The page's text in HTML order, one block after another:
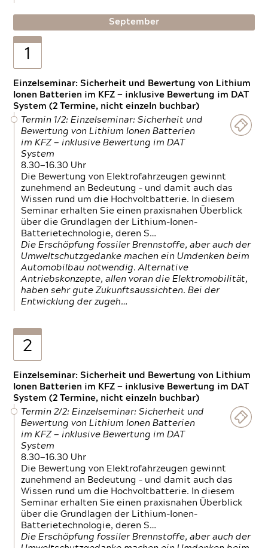
September
1
Einzelseminar: Sicherheit und Bewertung von Lithium
Ionen Batterien im KFZ — inklusive Bewertung im DAT
System (2 Termine, nicht einzeln buchbar)
Termin 1/2: Einzelseminar: Sicherheit und
Bewertung von Lithium Ionen Batterien
im KFZ — inklusive Bewertung im DAT
System
8.30—16.30 Uhr
Die Bewertung von Elektrofahrzeugen gewinnt
zunehmend an Bedeutung – und damit auch das
Wissen rund um die Hochvoltbatterie. In diesem
Seminar erhalten Sie einen praxisnahen Überblick
über die Grundlagen der Lithium-Ionen-
Batterietechnologie, deren S…
Die Erschöpfung fossiler Brennstoffe, aber auch der
Umweltschutzgedanke machen ein Umdenken beim
Automobilbau notwendig. Alternative
Antriebskonzepte, allen voran die Elektromobilität,
haben sehr gute Zukunftsaussichten. Bei der
Entwicklung der zugeh…
2
Einzelseminar: Sicherheit und Bewertung von Lithium
Ionen Batterien im KFZ — inklusive Bewertung im DAT
System (2 Termine, nicht einzeln buchbar)
Termin 2/2: Einzelseminar: Sicherheit und
Bewertung von Lithium Ionen Batterien
im KFZ — inklusive Bewertung im DAT
System
8.30—16.30 Uhr
Die Bewertung von Elektrofahrzeugen gewinnt
zunehmend an Bedeutung – und damit auch das
Wissen rund um die Hochvoltbatterie. In diesem
Seminar erhalten Sie einen praxisnahen Überblick
über die Grundlagen der Lithium-Ionen-
Batterietechnologie, deren S…
Die Erschöpfung fossiler Brennstoffe, aber auch der